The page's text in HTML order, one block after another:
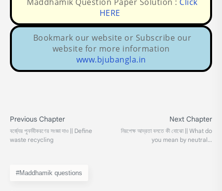
HERE
Bookmark our website or Subscribe our
website for more information
www.bjubangla.in
#Maddhamik questions